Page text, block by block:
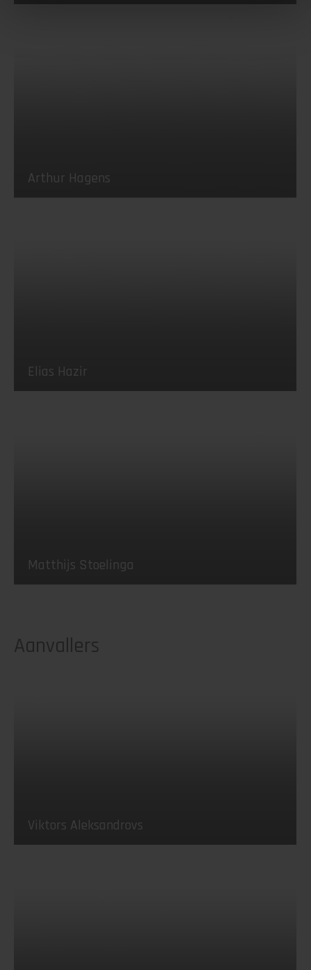
Arthur Hagens
Elias Hazir
Matthijs Stoelinga
Aanvallers
Viktors Aleksandrovs